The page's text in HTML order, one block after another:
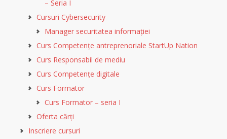
– Seria I
Cursuri Cybersecurity
Manager securitatea informației
Curs Competențe antreprenoriale StartUp Nation
Curs Responsabil de mediu
Curs Competențe digitale
Curs Formator
Curs Formator – seria I
Oferta cărți
Inscriere cursuri